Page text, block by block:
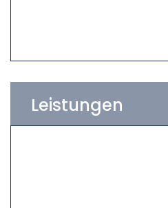
Leistungen